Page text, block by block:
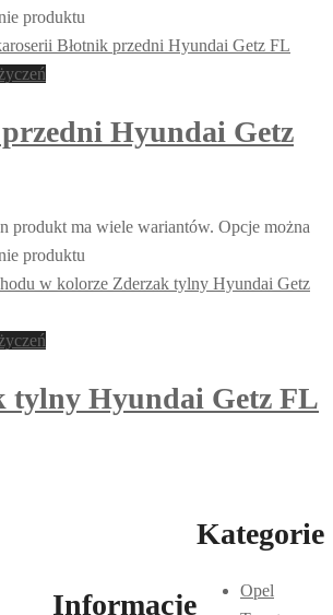
produktu
Hyundai Getz
produkt ma wiele wariantów. Opcje można
produktu
tylny Hyundai Getz FL
Informacje
Kategorie
Opel